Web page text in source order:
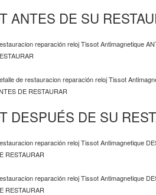
ANTES DE SU
reparación reloj Tissot Antimagnetique
de restauracion reparación reloj Tissot
DE RESTAURAR
DESPUÉS DE SU
reparación reloj Tissot Antimagnetique
RESTAURAR
reparación reloj Tissot Antimagnetique
RESTAURAR